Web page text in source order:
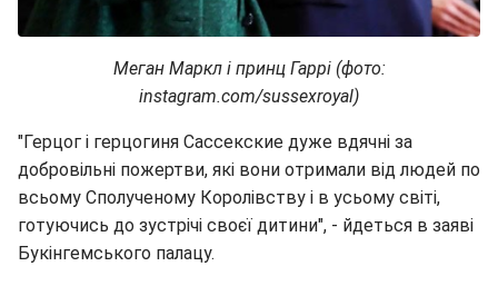
Меган Маркл і принц Гаррі (фото:
instagram.com/sussexroyal)
"Герцог і герцогиня Сассекские дуже вдячні за
добровільні пожертви, які вони отримали від людей по
всьому Сполученому Королівству і в усьому світі,
готуючись до зустрічі своєї дитини", - йдеться в заяві
Букінгемського палацу.